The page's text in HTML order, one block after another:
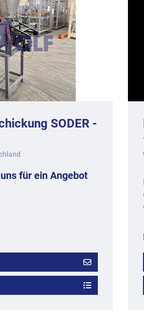
SODER -
für ein Angebot